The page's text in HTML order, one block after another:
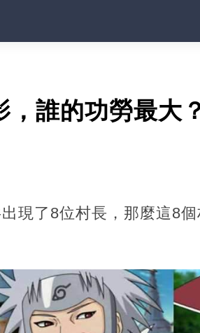
，誰的功勞最大
現了8位村長，那麼這8